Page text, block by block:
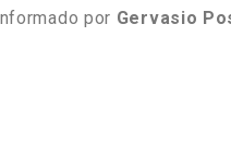
por Gervasio